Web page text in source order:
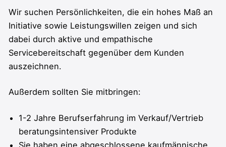
Wir suchen Persönlichkeiten, die ein hohes Maß an
Initiative sowie Leistungswillen zeigen und sich
dabei durch aktive und empathische
Servicebereitschaft gegenüber dem Kunden
auszeichnen.
Außerdem sollten Sie mitbringen:
1-2 Jahre Berufserfahrung im Verkauf/Vertrieb
beratungsintensiver Produkte
Sie haben eine abgeschlossene kaufmännische